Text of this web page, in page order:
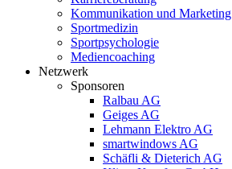
Kommunikation und Marketing
Sportmedizin
Sportpsychologie
Mediencoaching
Netzwerk
Sponsoren
Ralbau AG
Geiges AG
Lehmann Elektro AG
smartwindows AG
Schäfli & Dieterich AG